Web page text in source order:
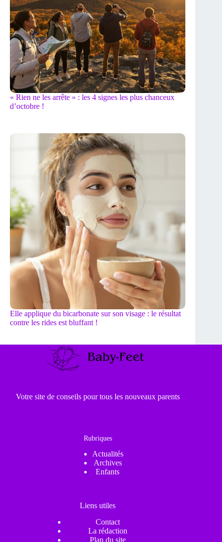
« Rien ne les arrête » : les 4 signes les plus chanceux
d’octobre !
Elle applique du bicarbonate sur son visage : le résultat
contre les rides est bluffant !
Votre site de conseils pour tous les nouveaux parents
Rubriques
Actualités
Archives
Enfants
Liens utiles
Contact
La rédaction
Plan du site